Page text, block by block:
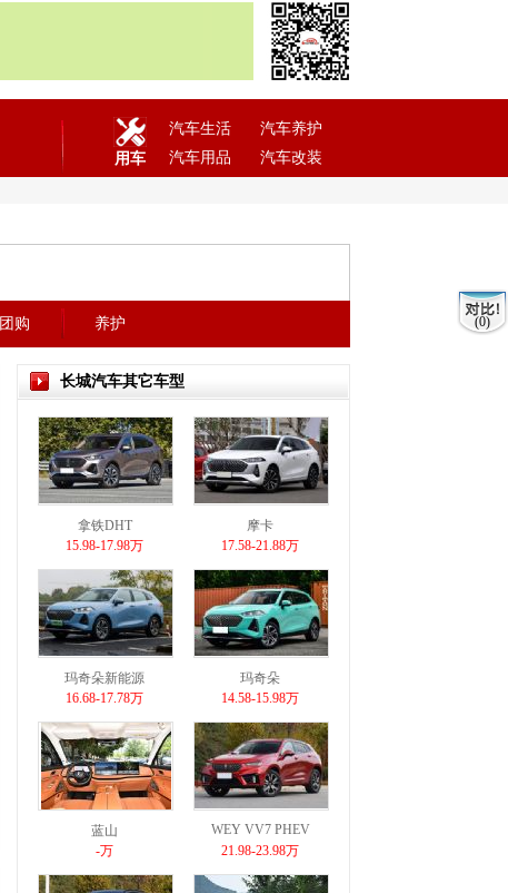
用车
汽车生活
汽车养护
汽车用品
汽车改装
团购 养护
长城汽车其它车型
拿铁DHT
15.98-17.98万
摩卡
17.58-21.88万
玛奇朵新能源
16.68-17.78万
玛奇朵
14.58-15.98万
蓝山
-万
WEY VV7 PHEV
21.98-23.98万
(0)